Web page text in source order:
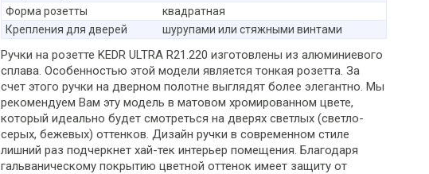
Форма розетты
квадратная
Крепления для дверей
шурупами или стяжными винтами
Ручки на розетте KEDR ULTRA R21.220 изготовлены из алюминиевого
сплава. Особенностью этой модели является тонкая розетта. За
счет этого ручки на дверном полотне выглядят более элегантно. Мы
рекомендуем Вам эту модель в матовом хромированном цвете,
который идеально будет смотреться на дверях светлых (светло-
серых, бежевых) оттенков. Дизайн ручки в современном стиле
лишний раз подчеркнет хай-тек интерьер помещения. Благодаря
гальваническому покрытию цветной оттенок имеет защиту от